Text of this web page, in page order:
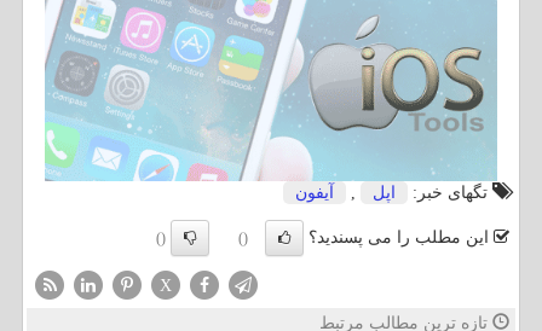
تگهای خبر: اپل آیفون
این مطلب را می پسندید؟ ()
()
X
تازه ترین مطالب مرتبط